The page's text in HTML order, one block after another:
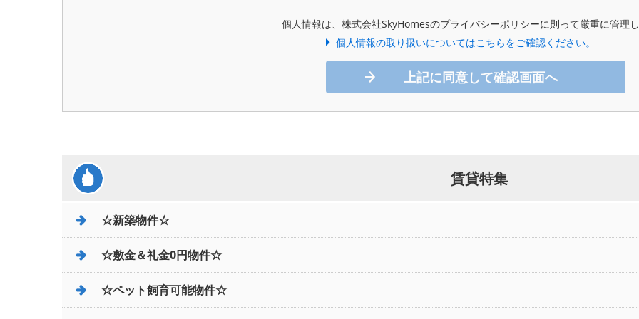
個人情報は、株式会社SkyHomesのプライバシーポリシーに則って厳重に管理
個人情報の取り扱いについてはこちらをご確認ください。
上記に同意して確認画面へ
賃貸特集
☆新築物件☆
☆敷金＆礼金0円物件☆
☆ペット飼育可能物件☆